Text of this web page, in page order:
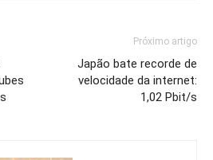
Próximo artigo
Japão bate recorde de
velocidade da internet:
1,02 Pbit/s